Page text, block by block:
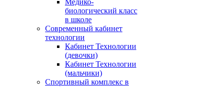
Медико-
биологический класс
в школе
Современный кабинет
технологии
Кабинет Технологии
(девочки)
Кабинет Технологии
(мальчики)
Спортивный комплекс в